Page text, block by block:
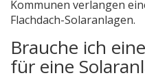
Kommunen verlangen
Flachdach-Solaranlagen.
Brauche ich
für eine